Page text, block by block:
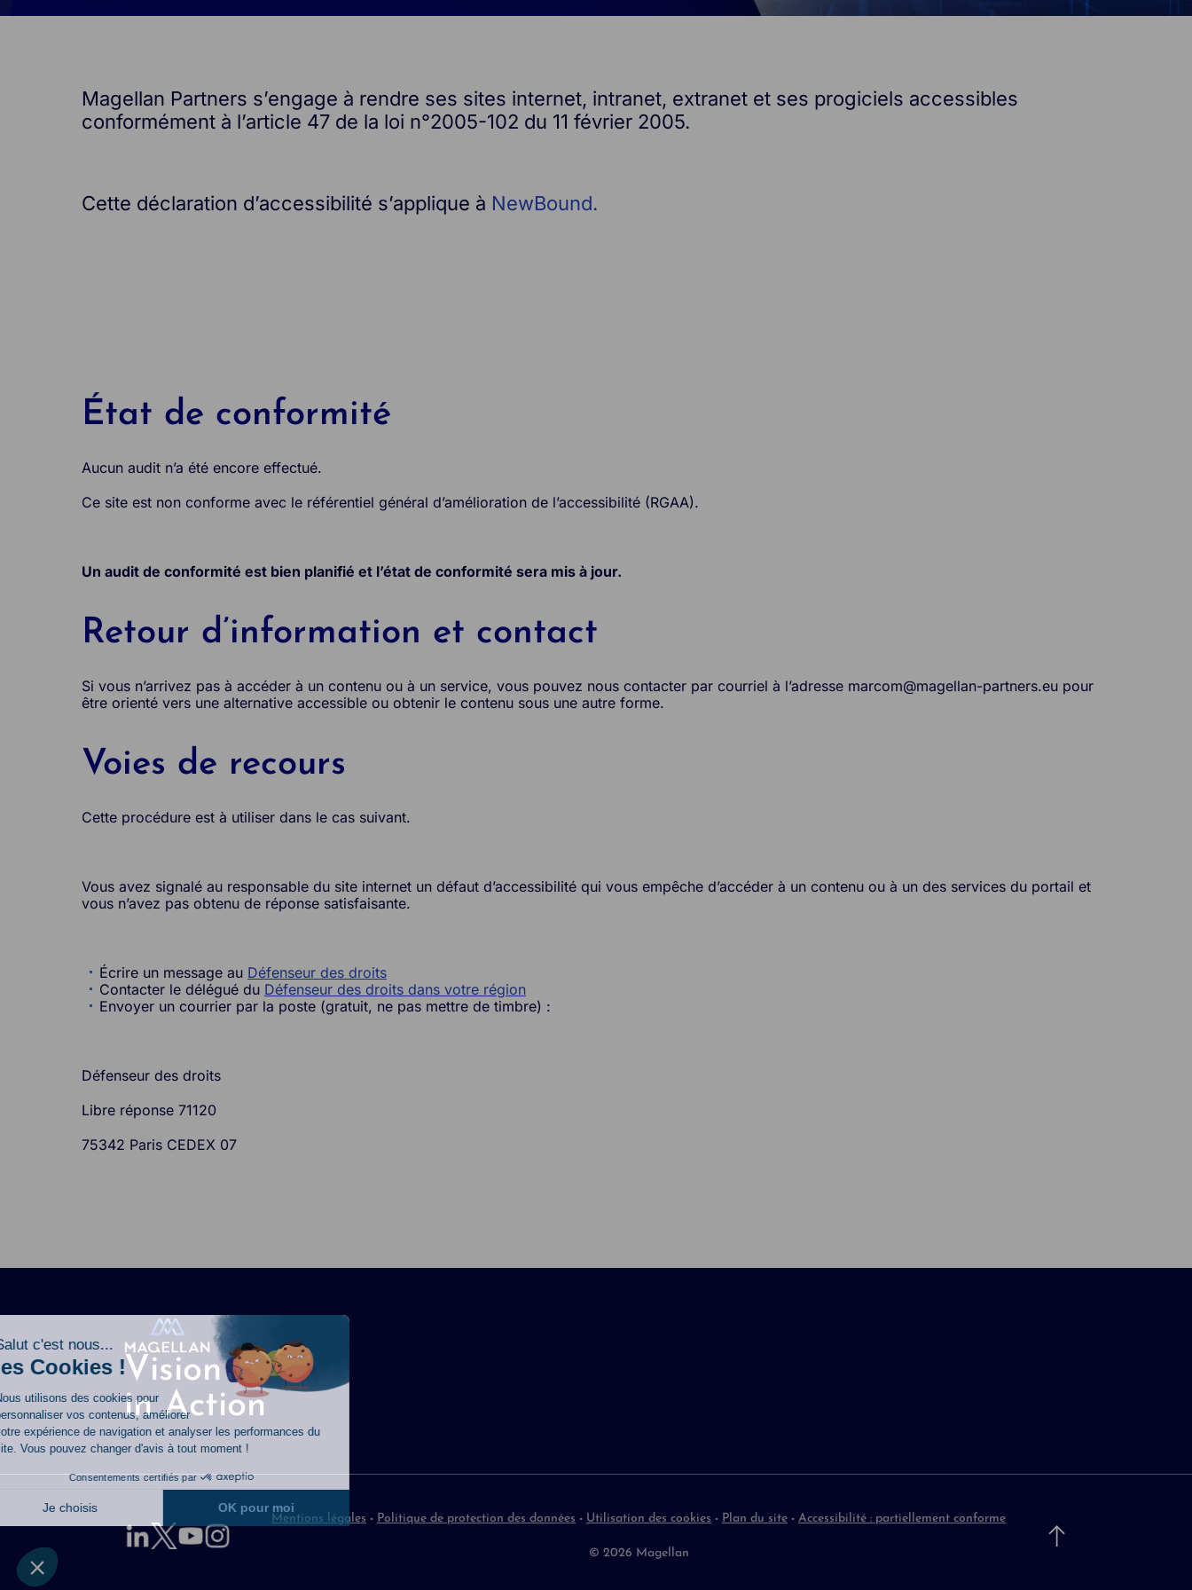
Magellan Partners s’engage à rendre ses sites internet, intranet, extranet et ses progiciels accessibles
conformément à l’article 47 de la loi n°2005-102 du 11 février 2005.
Cette déclaration d’accessibilité s’applique à NewBound.
État de conformité
Aucun audit n’a été encore effectué.
Ce site est non conforme avec le référentiel général d’amélioration de l’accessibilité (RGAA).
Un audit de conformité est bien planifié et l’état de conformité sera mis à jour.
Retour d’information et contact
Si vous n’arrivez pas à accéder à un contenu ou à un service, vous pouvez nous contacter par courriel à l’adresse marcom@magellan-partners.eu pour
être orienté vers une alternative accessible ou obtenir le contenu sous une autre forme.
Voies de recours
Cette procédure est à utiliser dans le cas suivant.
Vous avez signalé au responsable du site internet un défaut d’accessibilité qui vous empêche d’accéder à un contenu ou à un des services du portail et
vous n’avez pas obtenu de réponse satisfaisante.
Écrire un message au Défenseur des droits
Contacter le délégué du Défenseur des droits dans votre région
Envoyer un courrier par la poste (gratuit, ne pas mettre de timbre) :
Défenseur des droits
Libre réponse 71120
75342 Paris CEDEX 07
Vision
in Action
Mentions légales - Politique de protection des données - Utilisation des cookies - Plan du site - Accessibilité : partiellement conforme
© 2026 Magellan